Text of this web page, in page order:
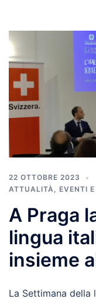
22 OTTOBRE 2023
ATTUALITÀ, EVENTI
A Praga
lingua
insieme
La Settimana della